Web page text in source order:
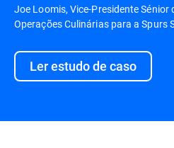
Joe Loomis, Vice-Presidente Sénior
Operações Culinárias para a Spurs
Ler estudo de caso